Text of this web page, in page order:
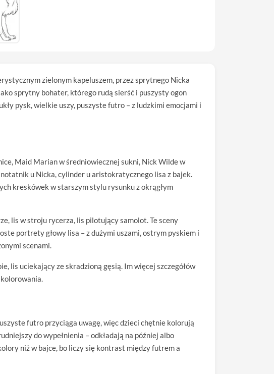
zielonym kapeluszem, przez sprytnego Nicka
sprytny bohater, którego rudą sierść i puszysty ogon
pysk, wielkie uszy, puszyste futro – z ludzkimi emocjami i
Maid Marian w średniowiecznej sukni, Nick Wilde w
u Nicka, cylinder u aristokratycznego lisa z bajek.
kreskówek w starszym stylu rysunku z okrągłym
lis w stroju rycerza, lis pilotujący samolot. Te sceny
portrety głowy lisa – z dużymi uszami, ostrym pyskiem i
scenami.
lis uciekający ze skradzioną gęsią. Im więcej szczegółów
futro przyciąga uwagę, więc dzieci chętnie kolorują
do wypełnienia – odkładają na później albo
niż w bajce, bo liczy się kontrast między futrem a